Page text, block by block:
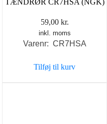
TÆNDRØR CR7HSA (NGK)
59,00 kr.
inkl. moms
Varenr: CR7HSA
Tilføj til kurv